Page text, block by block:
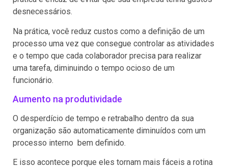
desnecessários.
Na prática, você reduz custos como a definição de um
processo uma vez que consegue controlar as atividades
e o tempo que cada colaborador precisa para realizar
uma tarefa, diminuindo o tempo ocioso de um
funcionário.
Aumento na produtividade
O desperdício de tempo e retrabalho dentro da sua
organização são automaticamente diminuídos com um
processo interno bem definido.
E isso acontece porque eles tornam mais fáceis a rotina